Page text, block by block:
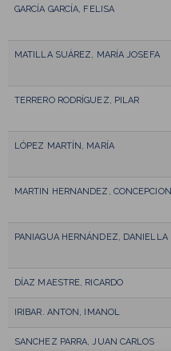
GARCÍA GARCÍA, FELISA
MATILLA SUÁREZ, MARÍA JOSEFA
TERRERO RODRÍGUEZ, PILAR
LÓPEZ MARTÍN, MARÍA
MARTIN HERNANDEZ, CONCEPCION
PANIAGUA HERNÁNDEZ, DANIELLA
DÍAZ MAESTRE, RICARDO
IRIBAR. ANTON, IMANOL
SANCHEZ PARRA, JUAN CARLOS